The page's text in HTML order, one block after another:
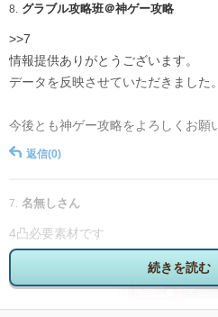
8. グラブル攻略班＠神ゲー攻略
>>7
情報提供ありがとうございます。
データを反映させていただきました。
今後とも神ゲー攻略をよろしくお願
返信(0)
7. 名無しさん
4凸必要素材です
続きを読む